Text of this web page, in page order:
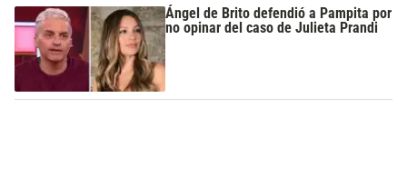
Ángel de Brito defendió a Pampita por
no opinar del caso de Julieta Prandi